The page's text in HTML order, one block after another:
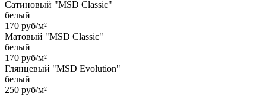
Сатиновый "MSD Classic"
белый
170 руб/м²
Матовый "MSD Classic"
белый
170 руб/м²
Глянцевый "MSD Evolution"
белый
250 руб/м²